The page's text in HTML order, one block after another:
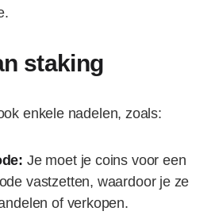
staking
enkele nadelen, zoals:
Je moet je coins voor een
vastzetten, waardoor je ze
of verkopen.